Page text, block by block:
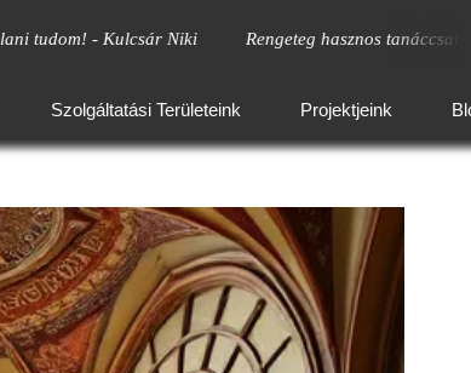
Niki Rengeteg hasznos tanáccsal láttak el.
Szolgáltatási Területeink Projektjeink